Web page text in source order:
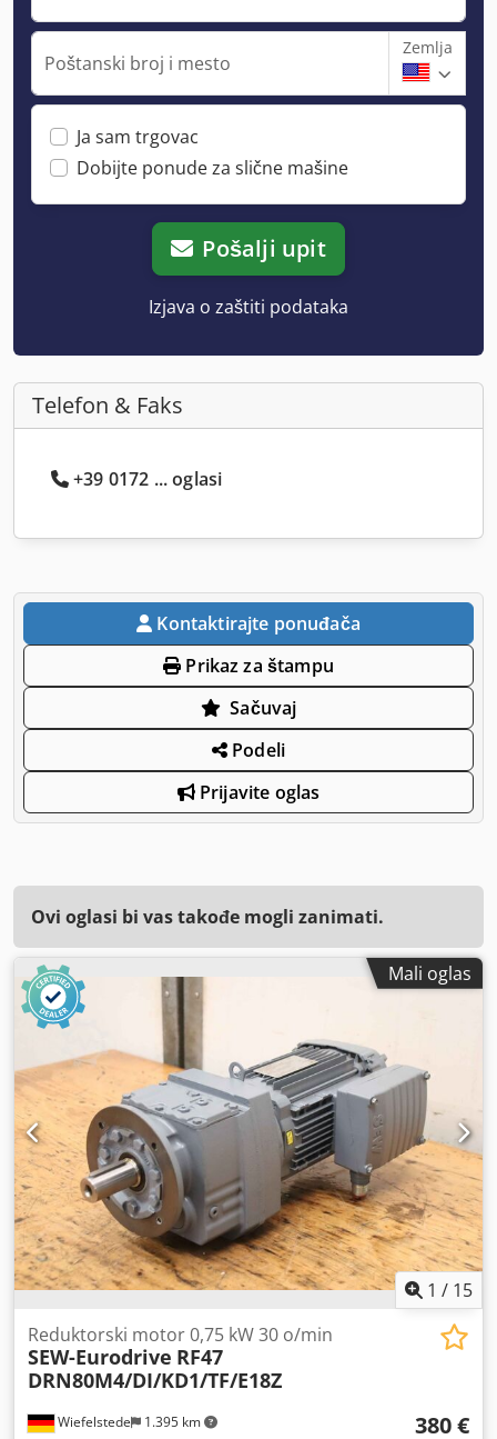
Poštanski broj i mesto
Zemlja
Ja sam trgovac
Dobijte ponude za slične mašine
Pošalji upit
Izjava o zaštiti podataka
Telefon & Faks
+39 0172 ... oglasi
Kontaktirajte ponuđača
Prikaz za štampu
Sačuvaj
Podeli
Prijavite oglas
Ovi oglasi bi vas takođe mogli zanimati.
Mali oglas
1 / 15
Wiefelstede 1.395 km
Reduktorski motor 0,75 kW 30 o/min
SEW-Eurodrive RF47
DRN80M4/DI/KD1/TF/E18Z
380 €